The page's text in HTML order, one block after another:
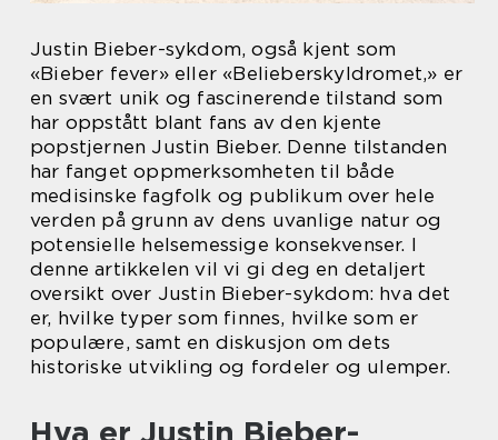
Justin Bieber-sykdom, også kjent som
«Bieber fever» eller «Belieberskyldromet,» er
en svært unik og fascinerende tilstand som
har oppstått blant fans av den kjente
popstjernen Justin Bieber. Denne tilstanden
har fanget oppmerksomheten til både
medisinske fagfolk og publikum over hele
verden på grunn av dens uvanlige natur og
potensielle helsemessige konsekvenser. I
denne artikkelen vil vi gi deg en detaljert
oversikt over Justin Bieber-sykdom: hva det
er, hvilke typer som finnes, hvilke som er
populære, samt en diskusjon om dets
historiske utvikling og fordeler og ulemper.